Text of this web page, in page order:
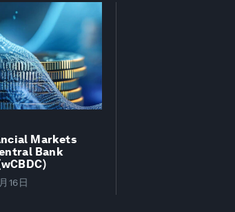
Markets
Bank
16日